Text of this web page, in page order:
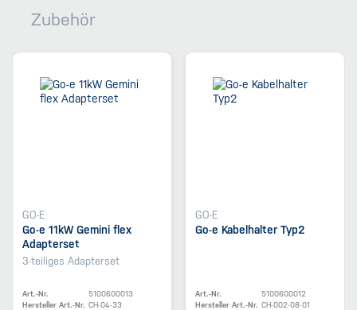
Zubehör
GO-E
Go-e 11kW Gemini flex
Adapterset
3-teiliges Adapterset
Art.-Nr.
5100600013
Hersteller Art.-Nr. CH-04-33
GO-E
Go-e Kabelhalter Typ2
Art.-Nr.
5100600012
Hersteller Art.-Nr. CH-002-08-01